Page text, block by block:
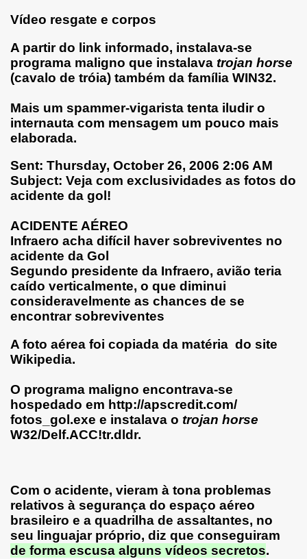
Vídeo resgate e corpos
A partir do link informado, instalava-se
programa maligno que instalava trojan horse
(cavalo de tróia) também da família WIN32.
Mais um spammer-vigarista tenta iludir o
internauta com mensagem um pouco mais
elaborada.
Sent: Thursday, October 26, 2006 2:06 AM
Subject: Veja com exclusividades as fotos do
acidente da gol!
ACIDENTE AÉREO
Infraero acha difícil haver sobreviventes no
acidente da Gol
Segundo presidente da Infraero, avião teria
caído verticalmente, o que diminui
consideravelmente as chances de se
encontrar sobreviventes
A foto aérea foi copiada da matéria do site
Wikipedia.
O programa maligno encontrava-se
hospedado em http://apscredit.com/
fotos_gol.exe e instalava o trojan horse
W32/Delf.ACC!tr.dldr.
Com o acidente, vieram à tona problemas
relativos à segurança do espaço aéreo
brasileiro e a quadrilha de assaltantes, no
seu linguajar próprio, diz que conseguiram
de forma escusa alguns vídeos secretos.